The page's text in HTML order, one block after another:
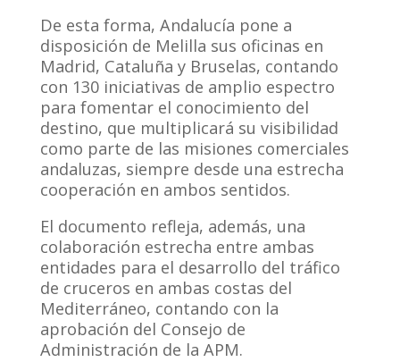
De esta forma, Andalucía pone a
disposición de Melilla sus oficinas en
Madrid, Cataluña y Bruselas, contando
con 130 iniciativas de amplio espectro
para fomentar el conocimiento del
destino, que multiplicará su visibilidad
como parte de las misiones comerciales
andaluzas, siempre desde una estrecha
cooperación en ambos sentidos.
El documento refleja, además, una
colaboración estrecha entre ambas
entidades para el desarrollo del tráfico
de cruceros en ambas costas del
Mediterráneo, contando con la
aprobación del Consejo de
Administración de la APM.